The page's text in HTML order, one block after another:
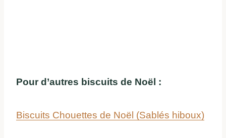
Pour d’autres biscuits de Noël :
Biscuits Chouettes de Noël (Sablés hiboux)